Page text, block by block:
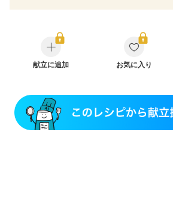
CKD（ステージ１）
CKD（ステージ２）
産後（ミルク）
骨粗しょう症
フレイル（年齢に合わせた体作り）
献立に追加 お気に入り